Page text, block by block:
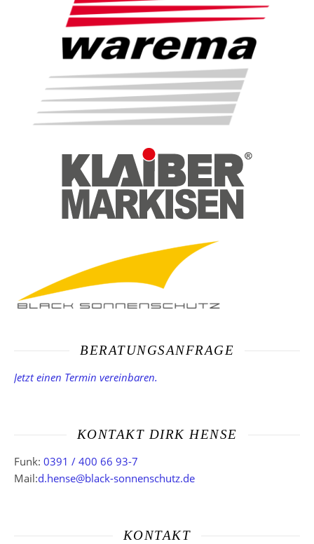
BERATUNGSANFRAGE
Jetzt einen Termin vereinbaren.
KONTAKT DIRK HENSE
Funk: 0391 / 400 66 93-7
Mail:d.hense@black-sonnenschutz.de
KONTAKT